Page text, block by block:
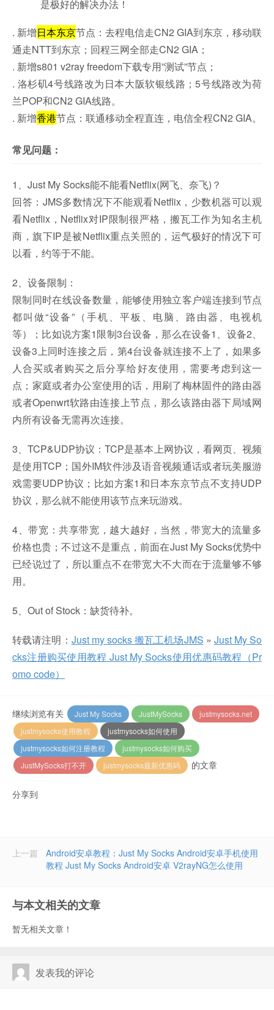
是极好的解决办法！
. 新增日本东京节点：去程电信走CN2 GIA到东京，移动联
通走NTT到东京；回程三网全部走CN2 GIA；
. 新增s801 v2ray freedom下载专用”测试”节点；
. 洛杉矶4号线路改为日本大阪软银线路；5号线路改为荷
兰POP和CN2 GIA线路。
. 新增香港节点：联通移动全程直连，电信全程CN2 GIA。
常见问题：
1、Just My Socks能不能看Netflix(网飞、奈飞)？
回答：JMS多数情况下不能观看Netflix，少数机器可以观
看Netflix，Netflix对IP限制很严格，搬瓦工作为知名主机
商，旗下IP是被Netflix重点关照的，运气极好的情况下可
以看，约等于不能。
2、设备限制：
限制同时在线设备数量，能够使用独立客户端连接到节点
都叫做“设备”（手机、平板、电脑、路由器、电视机
等）；比如说方案1限制3台设备，那么在设备1、设备2、
设备3上同时连接之后，第4台设备就连接不上了，如果多
人合买或者购买之后分享给好友使用，需要考虑到这一
点；家庭或者办公室使用的话，用刷了梅林固件的路由器
或者Openwrt软路由连接上节点，那么该路由器下局域网
内所有设备无需再次连接。
3、TCP&UDP协议：TCP是基本上网协议，看网页、视频
是使用TCP；国外IM软件涉及语音视频通话或者玩美服游
戏需要UDP协议；比如方案1和日本东京节点不支持UDP
协议，那么就不能使用该节点来玩游戏。
4、带宽：共享带宽，越大越好，当然，带宽大的流量多
价格也贵；不过这不是重点，前面在Just My Socks优势中
已经说过了，所以重点不在带宽大不大而在于流量够不够
用。
5、Out of Stock：缺货待补。
转载请注明： Just my socks 搬瓦工机场JMS » Just My So
cks注册购买使用教程 Just My Socks使用优惠码教程（Pr
omo code）
继续浏览有关 Just My Socks JustMySocks
justmysocks.net
justmysocks使用教程
justmysocks如何使用
justmysocks如何注册教程
justmysocks如何购买
JustMySocks打不开
justmysocks最新优惠码 的文章
分享到
上一篇
Android安卓教程：Just My Socks Android安卓手机使用
教程 Just My Socks Android安卓 V2rayNG怎么使用
与本文相关的文章
暂无相关文章！
发表我的评论